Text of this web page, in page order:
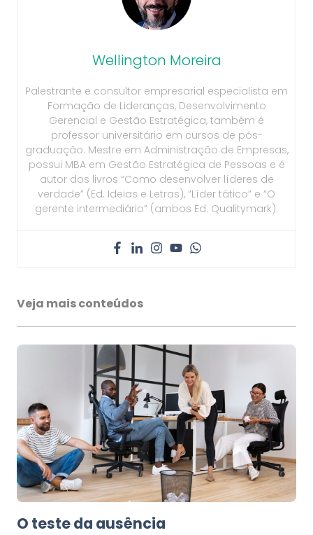
Wellington Moreira
Palestrante e consultor empresarial especialista em
Formação de Lideranças, Desenvolvimento
Gerencial e Gestão Estratégica, também é
professor universitário em cursos de pós-
graduação. Mestre em Administração de Empresas,
possui MBA em Gestão Estratégica de Pessoas e é
autor dos livros “Como desenvolver líderes de
verdade” (Ed. Ideias e Letras), “Líder tático” e “O
gerente intermediário” (ambos Ed. Qualitymark).
Veja mais conteúdos
O teste da ausência